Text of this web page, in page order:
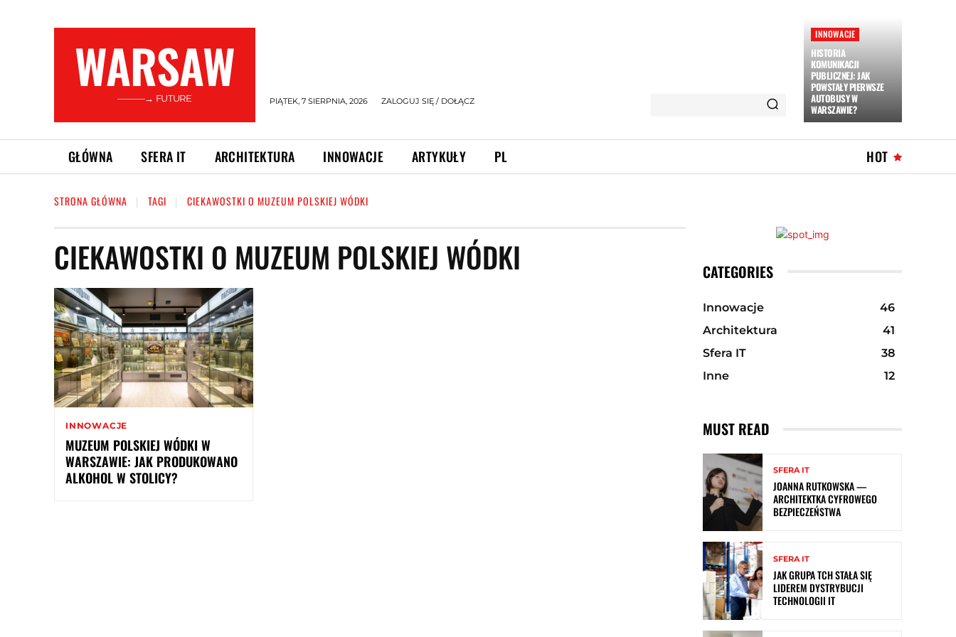
WARSAW
———→ FUTURE PIĄTEK, 7 SIERPNIA, 2026 ZALOGUJ SIĘ / DOŁĄCZ
INNOWACJE
HISTORIA
KOMUNIKACJI
PUBLICZNEJ: JAK
POWSTAŁY PIERWSZE
AUTOBUSY W
WARSZAWIE?
GŁÓWNA SFERA IT ARCHITEKTURA INNOWACJE ARTYKUŁY PL HOT
STRONA GŁÓWNA TAGI CIEKAWOSTKI O MUZEUM POLSKIEJ WÓDKI
CIEKAWOSTKI O MUZEUM POLSKIEJ WÓDKI
INNOWACJE
MUZEUM POLSKIEJ WÓDKI W
WARSZAWIE: JAK PRODUKOWANO
ALKOHOL W STOLICY?
CATEGORIES
Innowacje
46
Architektura
41
Sfera IT
38
Inne
12
MUST READ
SFERA IT
JOANNA RUTKOWSKA —
ARCHITEKTKA CYFROWEGO
BEZPIECZEŃSTWA
SFERA IT
JAK GRUPA TCH STAŁA SIĘ
LIDEREM DYSTRYBUCJI
TECHNOLOGII IT